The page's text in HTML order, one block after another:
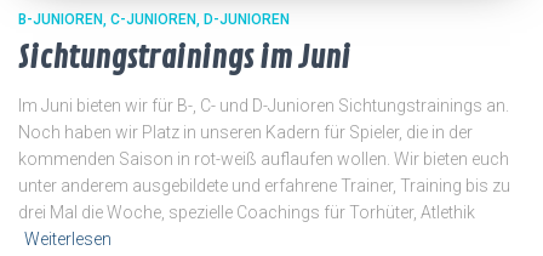
B-JUNIOREN C-JUNIOREN D-JUNIOREN
Sichtungstrainings im Juni
Im Juni bieten wir für B-, C- und D-Junioren Sichtungstrainings an.
Noch haben wir Platz in unseren Kadern für Spieler, die in der
kommenden Saison in rot-weiß auflaufen wollen. Wir bieten euch
unter anderem ausgebildete und erfahrene Trainer, Training bis zu
drei Mal die Woche, spezielle Coachings für Torhüter, Atlethik
Weiterlesen